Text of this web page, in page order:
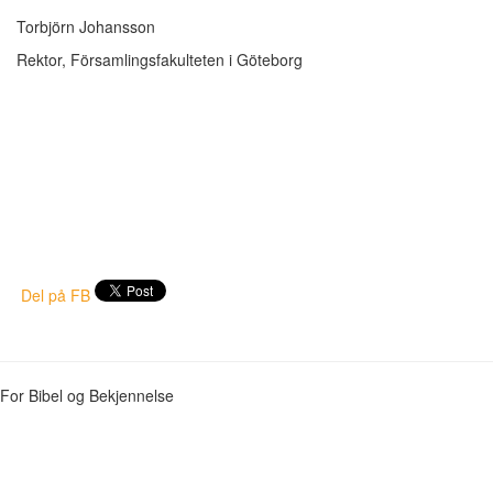
Torbjörn Johansson
Rektor, Församlingsfakulteten i Göteborg
Del på FB
For Bibel og Bekjennelse